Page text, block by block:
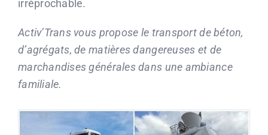
irréprochable.
Activ’Trans vous propose le transport de béton,
d’agrégats, de matières dangereuses et de
marchandises générales dans une ambiance
familiale.